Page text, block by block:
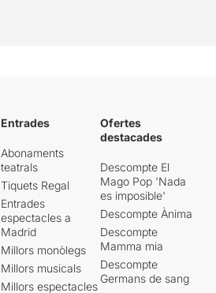
Entrades
Abonaments
teatrals
Tiquets Regal
Entrades
espectacles a
Madrid
Millors monòlegs
Millors musicals
Millors espectacles
Ofertes
destacades
Descompte El
Mago Pop 'Nada
es imposible'
Descompte Ànima
Descompte
Mamma mia
Descompte
Germans de sang